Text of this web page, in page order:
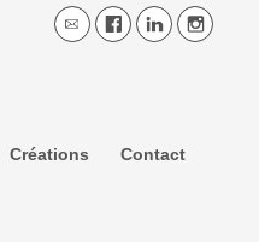
Créations Contact